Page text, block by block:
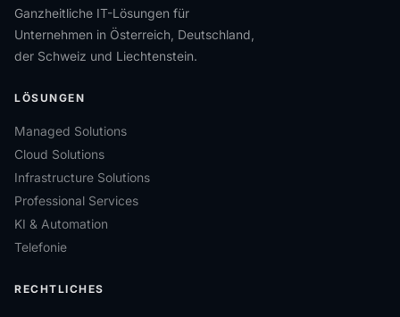
Ganzheitliche IT-Lösungen für
Unternehmen in Österreich, Deutschland,
der Schweiz und Liechtenstein.
LÖSUNGEN
Managed Solutions
Cloud Solutions
Infrastructure Solutions
Professional Services
KI & Automation
Telefonie
RECHTLICHES